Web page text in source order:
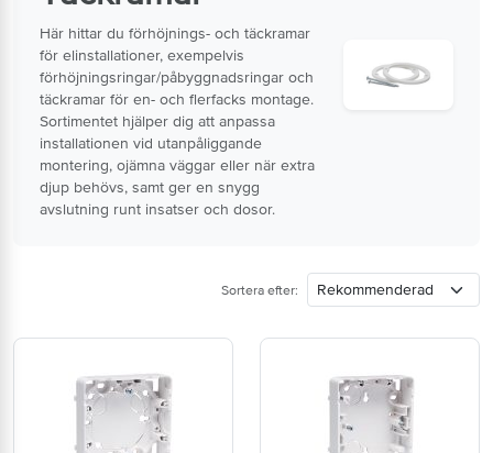
Här hittar du förhöjnings- och täckramar
för elinstallationer, exempelvis
förhöjningsringar/påbyggnadsringar och
täckramar för en- och flerfacks montage.
Sortimentet hjälper dig att anpassa
installationen vid utanpåliggande
montering, ojämna väggar eller när extra
djup behövs, samt ger en snygg
avslutning runt insatser och dosor.
Sortera efter: